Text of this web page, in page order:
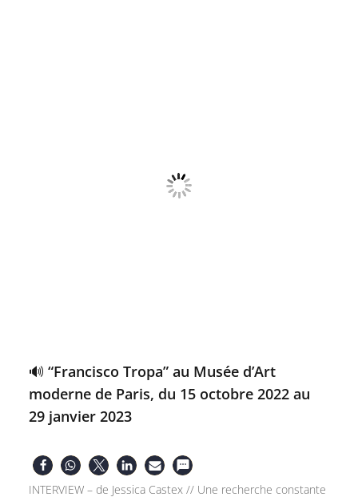
🔊 “Francisco Tropa” au Musée d’Art
moderne de Paris, du 15 octobre 2022 au
29 janvier 2023
INTERVIEW – de Jessica Castex // Une recherche constante